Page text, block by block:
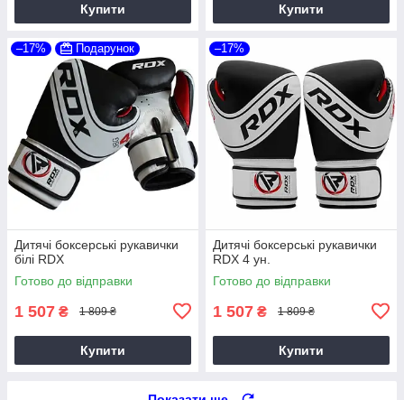
Купити Купити
–17% Подарунок
Дитячі боксерські рукавички
білі RDX
Готово до відправки
1 507 ₴ 1 809 ₴
Купити
–17%
Дитячі боксерські рукавички
RDX 4 ун.
Готово до відправки
1 507 ₴ 1 809 ₴
Купити